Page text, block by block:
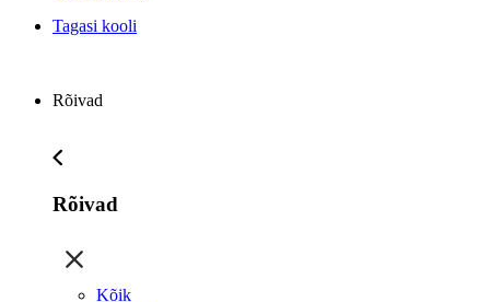
Tagasi kooli
Rõivad
Rõivad
Kõik